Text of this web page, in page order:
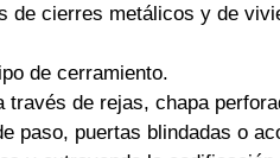
de cierres metálicos y de
de cerramiento.
de rejas, chapa
paso, puertas blindadas o